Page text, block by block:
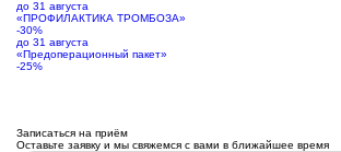
до 31 августа
«ПРОФИЛАКТИКА ТРОМБОЗА»
-30%
до 31 августа
«Предоперационный пакет»
-25%
Записаться на приём
Оставьте заявку и мы свяжемся с вами в ближайшее время